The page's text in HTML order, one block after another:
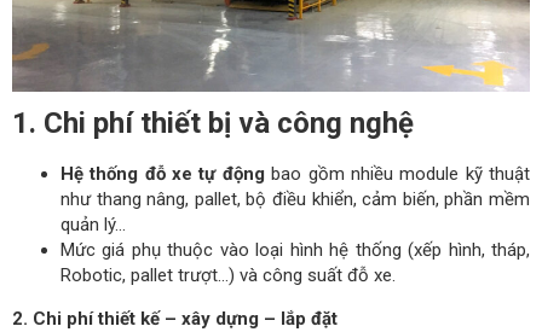
1. Chi phí thiết bị và công nghệ
Hệ thống đỗ xe tự động bao gồm nhiều module kỹ thuật
như thang nâng, pallet, bộ điều khiển, cảm biến, phần mềm
quản lý…
Mức giá phụ thuộc vào loại hình hệ thống (xếp hình, tháp,
Robotic, pallet trượt…) và công suất đỗ xe.
2. Chi phí thiết kế – xây dựng – lắp đặt